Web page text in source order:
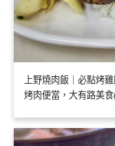
上野燒肉飯｜必點烤
烤肉便當，大有路美